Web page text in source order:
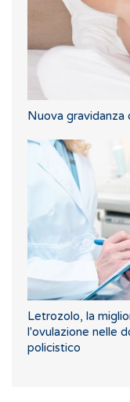
Nuova gravidanza
Letrozolo, la
l'ovulazione nelle
policistico